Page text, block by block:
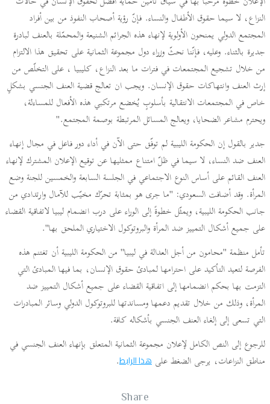
النزاع، لا سيما حقوق الأطفال والنساء. فإنّ رؤية أصحاب النفوذ من بين أفراد
المجتمع الدولي يمنحون الأولوية لإنهاء هذه الجرائم الشنيعة والمحمّلة بالعنف لبادرة
جديرة بالثناء. وعليه، فإنّنا نحثّ وزراء دول مجموعة الثمانية على تحقيق هذا الالتزام
من خلال تشجيع المجتمعات في فترات ما بعد النزاع، كليبيا ، على التخلّص من
إرث العنف وانتهاكات حقوق الإنسان. ويجب ان تعالج قضية العنف الجنسي بشكلٍ
خاص في المجتمعات الانتقالية بأسلوبٍ يُخضع مرتكبي هذه الأفعال للمساءلة،
ويحترم مشاعر الضحايا، ويعالج المسائل المرتبطة بوصمة المجتمع."
جدير بالقول إن الحكومة الليبية لم توفّق حتى الآن في أداء دور فاعل في مجال إنهاء
العنف ضد النساء، لا سيما في ظلّ امتناع ممثليها عن توقيع الإعلان المشترك لإنهاء
العنف القائم على أساس النوع الاجتماعي في الجلسة السابعة والخمسين للجنة وضع
المرأة. وقد أضافت السعودي: "ما جرى هو بمثابة تحرّك مخيّب للآمال وارتدادي من
جانب الحكومة الليبية، ويمثّل خطوةً إلى الوراء على درب انضمام ليبيا لاتفاقية القضاء
على جميع أشكال التمييز ضد المرأة والبروتوكول الاختياري الملحق بها".
تأمل منظمة "محامون من أجل العدالة في ليبيا" من الحكومة الليبية أن تغتنم هذه
الفرصة لتعيد التأكيد على احترامها لمبادئ حقوق الإنسان، بما فيها المبادئ التي
التزمت بها بحكم انضمامها إلى اتفاقية القضاء على جميع أشكال التمييز ضد
المرأة، وذلك من خلال تقديم دعمها ومساندتها للبروتوكول الدولي وسائر المبادرات
التي تسعى إلى إلغاء العنف الجنسي بأشكاله كافة.
للرجوع إلى النص الكامل لإعلان مجموعة الثمانية المتعلق بإنهاء العنف الجنسي في
مناطق النزاعات، يرجى الضغط على هذا الرابط.
Share